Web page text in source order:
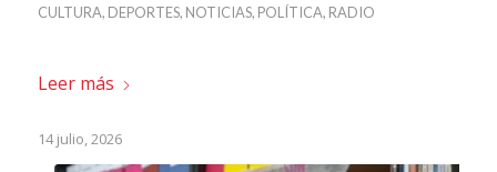
CULTURA, DEPORTES, NOTICIAS, POLÍTICA, RADIO
Leer más
14 julio, 2026